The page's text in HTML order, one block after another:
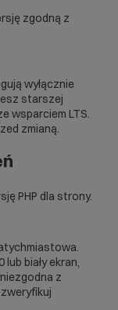
zgodną z
wyłącznie
starszej
wsparciem LTS.
zmianą.
PHP dla strony.
biały ekran,
z